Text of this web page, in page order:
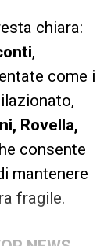
chiara:
,
come i
Rovella,
consente
mantenere
fragile.